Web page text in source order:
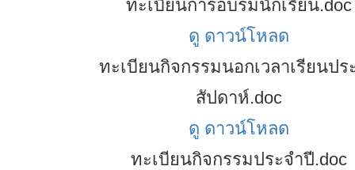
ทะเบียนการอบรมนักเรียน.doc
ดู ดาวน์โหลด
ทะเบียนกิจกรรมนอกเวลาเรียนปร
สัปดาห์.doc
ดู ดาวน์โหลด
ทะเบียนกิจกรรมประจำปี.doc